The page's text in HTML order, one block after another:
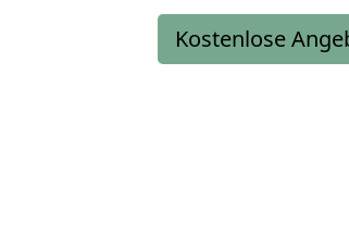
Kostenlose